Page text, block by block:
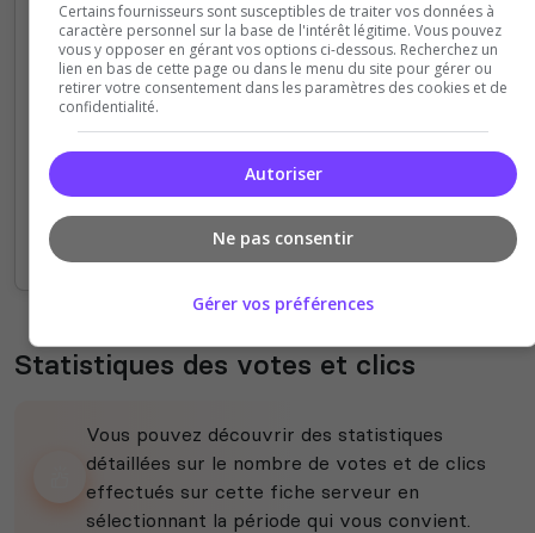
2
3
20h 22h 00h 02h 04h
Statistiques des votes et clics
Vous pouvez découvrir des statistiques
détaillées sur le nombre de votes et de clics
effectués sur cette fiche serveur en
sélectionnant la période qui vous convient.
Certains fournisseurs sont susceptibles de traiter vos données à
caractère personnel sur la base de l'intérêt légitime. Vous pouvez
vous y opposer en gérant vos options ci-dessous. Recherchez un
lien en bas de cette page ou dans le menu du site pour gérer ou
retirer votre consentement dans les paramètres des cookies et de
confidentialité.
Autoriser
Ne pas consentir
Gérer vos préférences